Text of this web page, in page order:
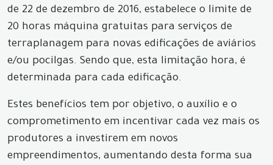
de 22 de dezembro de 2016, estabelece o limite de
20 horas máquina gratuitas para serviços de
terraplanagem para novas edificações de aviários
e/ou pocilgas. Sendo que, esta limitação hora, é
determinada para cada edificação.
Estes benefícios tem por objetivo, o auxílio e o
comprometimento em incentivar cada vez mais os
produtores a investirem em novos
empreendimentos, aumentando desta forma sua